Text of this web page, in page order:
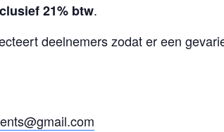
21% btw.
deelnemers zodat er een